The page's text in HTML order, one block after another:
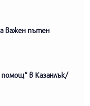
важен пътен
в Казанлък/